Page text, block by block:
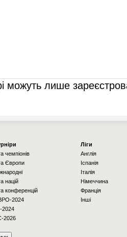
можуть лише
чемпіонів
Європи
націй
конференцій
2024
2024
2026
Ліги
Англія
Іспанія
Італія
Німеччина
Франція
Інші